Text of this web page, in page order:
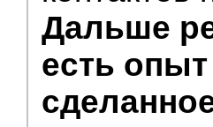
Дальше
есть